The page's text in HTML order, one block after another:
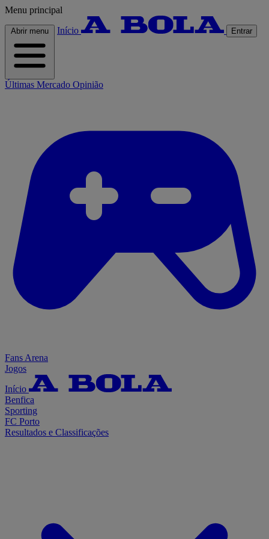
Menu principal
Abrir menu Início Entrar
Últimas Mercado Opinião
Fans Arena
Jogos
Início
Benfica
Sporting
FC Porto
Resultados e Classificações